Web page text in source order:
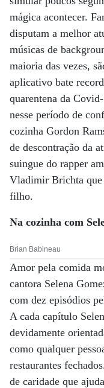
mágica acontecer.
disputam a melhor
músicas de
maioria das vezes,
aplicativo bate
quarentena da
nesse período de
cozinha Gordon
de descontração da
suingue do rapper
Vladimir Brichta que
filho.
Na cozinha com
Brian Babineau
Amor pela comida
cantora Selena
com dez episódios
A cada capítulo
devidamente
como qualquer
restaurantes
de caridade que